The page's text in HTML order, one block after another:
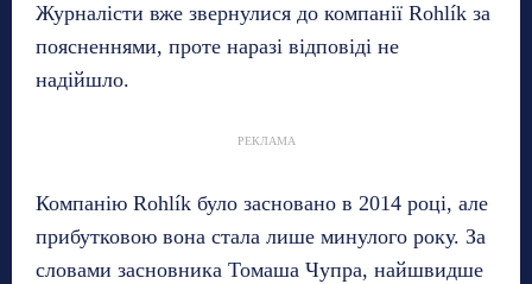
Журналісти вже звернулися до компанії Rohlík за
поясненнями, проте наразі відповіді не
надійшло.
РЕКЛАМА
Компанію Rohlík було засновано в 2014 році, але
прибутковою вона стала лише минулого року. За
словами засновника Томаша Чупра, найшвидше